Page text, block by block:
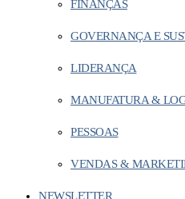
FINANÇAS
GOVERNANÇA E
LIDERANÇA
MANUFATURA &
PESSOAS
VENDAS &
NEWSLETTER